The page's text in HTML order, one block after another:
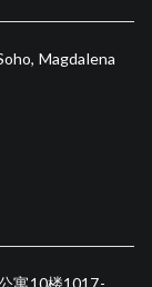
Magdalena